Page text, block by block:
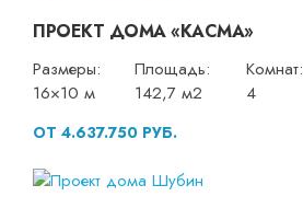
ПРОЕКТ ДОМА «КАСМА»
Размеры:
16×10 м
Площадь:
142,7 м2
Комнат:
4
ОТ 4.637.750 РУБ.